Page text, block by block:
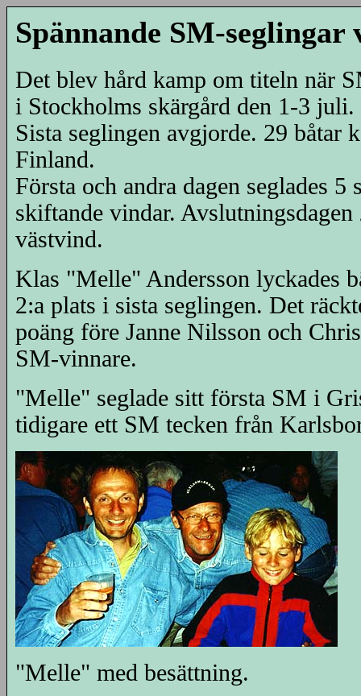
Spännande SM-
Det blev hård kamp om titeln när
i Stockholms skärgård den 1-3 juli.
Sista seglingen avgjorde. 29 båtar
Finland.
Första och andra dagen seglades 5
skiftande vindar.
västvind.
Klas "Melle" Andersson lyckades
2:a plats i sista seglingen. Det
poäng före Janne Nilsson och
SM-vinnare.
"Melle" seglade sitt första SM i
tidigare ett SM tecken från
"Melle" med besättning.